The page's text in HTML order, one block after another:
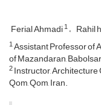
Ferial Ahmadi1 Rahil
1Assistant Professor of
of Mazandaran,
2Instructor,
Qom, Qom, Iran.